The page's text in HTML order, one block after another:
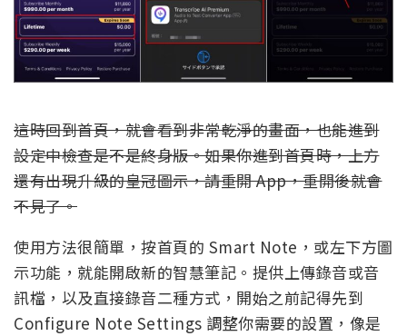
這時回到首頁，就會看到非常乾淨的畫面，也能進到
設定中檢查是不是終身版。如果你進到首頁時，上方
還有出現升級的皇冠圖示，請重開 App，重開後就會
不見了。
使用方法很簡單，按首頁的 Smart Note，或左下方圖
示功能，就能開啟新的智慧筆記。提供上傳錄音或音
訊檔，以及直接錄音二種方式，開始之前記得先到
Configure Note Settings 調整你需要的設置，像是